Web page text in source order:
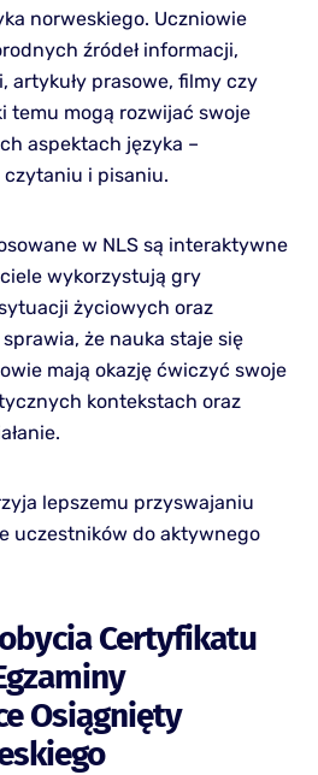
norweskiego. Uczniowie
źródeł informacji,
artykuły prasowe, filmy czy
temu mogą rozwijać swoje
aspektach języka –
czytaniu i pisaniu.
w NLS są interaktywne
wykorzystują gry
życiowych oraz
że nauka staje się
mają okazję ćwiczyć swoje
kontekstach oraz
lepszemu przyswajaniu
uczestników do aktywnego
Certyfikatu
Osiągnięty